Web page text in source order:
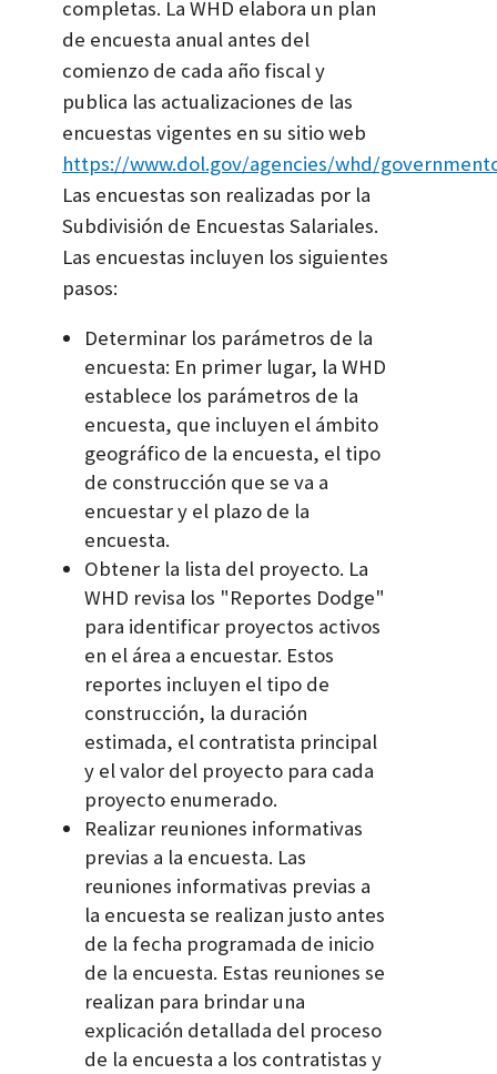
completas. La WHD elabora un plan
de encuesta anual antes del
comienzo de cada año fiscal y
publica las actualizaciones de las
encuestas vigentes en su sitio web
https://www.dol.gov/agencies/whd/
Las encuestas son realizadas por la
Subdivisión de Encuestas Salariales.
Las encuestas incluyen los siguientes
pasos:
Determinar los parámetros de la
encuesta: En primer lugar, la WHD
establece los parámetros de la
encuesta, que incluyen el ámbito
geográfico de la encuesta, el tipo
de construcción que se va a
encuestar y el plazo de la
encuesta.
Obtener la lista del proyecto. La
WHD revisa los "Reportes Dodge"
para identificar proyectos activos
en el área a encuestar. Estos
reportes incluyen el tipo de
construcción, la duración
estimada, el contratista principal
y el valor del proyecto para cada
proyecto enumerado.
Realizar reuniones informativas
previas a la encuesta. Las
reuniones informativas previas a
la encuesta se realizan justo antes
de la fecha programada de inicio
de la encuesta. Estas reuniones se
realizan para brindar una
explicación detallada del proceso
de la encuesta a los contratistas y